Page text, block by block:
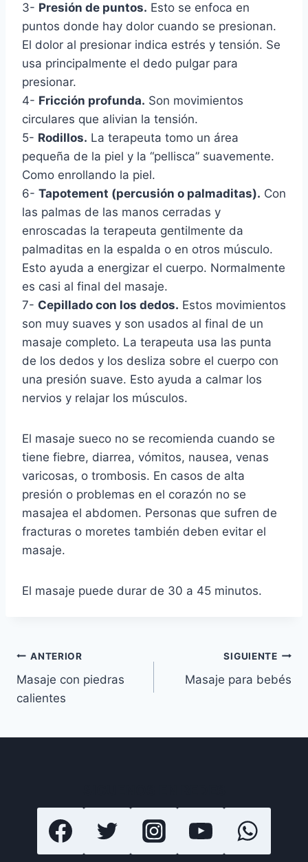
3- Presión de puntos. Esto se enfoca en
puntos donde hay dolor cuando se presionan.
El dolor al presionar indica estrés y tensión. Se
usa principalmente el dedo pulgar para
presionar.
4- Fricción profunda. Son movimientos
circulares que alivian la tensión.
5- Rodillos. La terapeuta tomo un área
pequeña de la piel y la “pellisca” suavemente.
Como enrollando la piel.
6- Tapotement (percusión o palmaditas). Con
las palmas de las manos cerradas y
enroscadas la terapeuta gentilmente da
palmaditas en la espalda o en otros músculo.
Esto ayuda a energizar el cuerpo. Normalmente
es casi al final del masaje.
7- Cepillado con los dedos. Estos movimientos
son muy suaves y son usados al final de un
masaje completo. La terapeuta usa las punta
de los dedos y los desliza sobre el cuerpo con
una presión suave. Esto ayuda a calmar los
nervios y relajar los músculos.
El masaje sueco no se recomienda cuando se
tiene fiebre, diarrea, vómitos, nausea, venas
varicosas, o trombosis. En casos de alta
presión o problemas en el corazón no se
masajea el abdomen. Personas que sufren de
fracturas o moretes también deben evitar el
masaje.
El masaje puede durar de 30 a 45 minutos.
Navegación
de
ANTERIOR
Masaje con piedras
calientes
SIGUIENTE
Masaje para bebés